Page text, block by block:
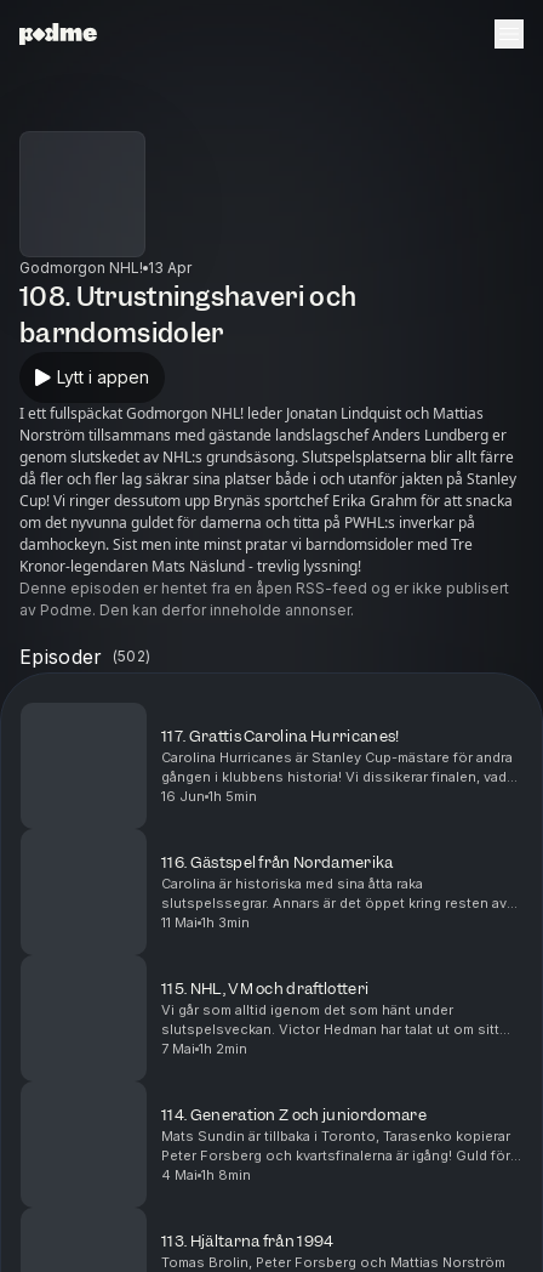
Godmorgon NHL! 13 Apr
108. Utrustningshaveri och
barndomsidoler
Lytt i appen
I ett fullspäckat Godmorgon NHL! leder Jonatan Lindquist och Mattias
Norström tillsammans med gästande landslagschef Anders Lundberg er
genom slutskedet av NHL:s grundsäsong. Slutspelsplatserna blir allt färre
då fler och fler lag säkrar sina platser både i och utanför jakten på Stanley
Cup! Vi ringer dessutom upp Brynäs sportchef Erika Grahm för att snacka
om det nyvunna guldet för damerna och titta på PWHL:s inverkar på
damhockeyn. Sist men inte minst pratar vi barndomsidoler med Tre
Kronor-legendaren Mats Näslund - trevlig lyssning!
Denne episoden er hentet fra en åpen RSS-feed og er ikke publisert
av Podme. Den kan derfor inneholde annonser.
Episoder (502)
117. Grattis Carolina Hurricanes!
Carolina Hurricanes är Stanley Cup-mästare för andra
gången i klubbens historia! Vi dissikerar finalen, vad
var det egentligen som fällde avgörandet? Förutom
16 Jun 1h 5min
116. Gästspel från Nordamerika
Carolina är historiska med sina åtta raka
slutspelssegrar. Annars är det öppet kring resten av
konferensplatserna. Hockey-VM står vid tröskeln och
11 Mai 1h 3min
115. NHL, VM och draftlotteri
Vi går som alltid igenom det som hänt under
slutspelsveckan. Victor Hedman har talat ut om sitt
uppehåll. Vilka "icke-NHL-spelare" ska till VM? Lucas
7 Mai 1h 2min
114. Generation Z och juniordomare
Mats Sundin är tillbaka i Toronto, Tarasenko kopierar
Peter Forsberg och kvartsfinalerna är igång! Guld för
U-18-landslaget och Skellefteå. Och succé för Tre
4 Mai 1h 8min
113. Hjältarna från 1994
Tomas Brolin, Peter Forsberg och Mattias Norström